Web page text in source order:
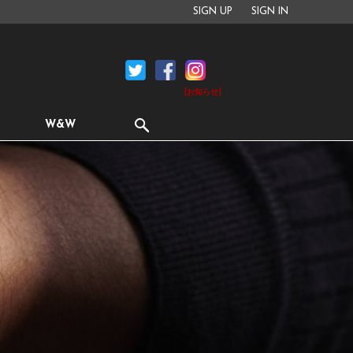
SIGN UP SIGN IN
[お知らせ]
W&W